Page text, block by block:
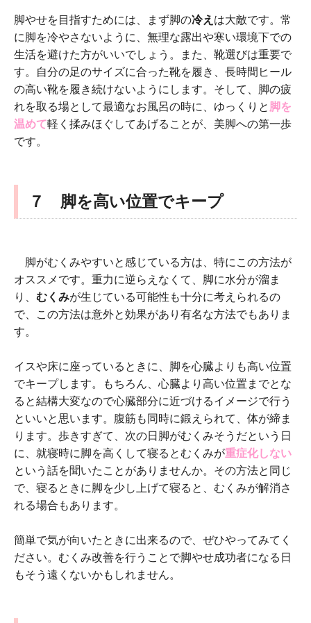
脚やせを目指すためには、まず脚の冷え は大敵です。常
に脚を冷やさないように、無理な露出や寒い環境下での
生活を避けた方がいいでしょう。また、靴選びは重要で
す。自分の足のサイズに合った靴を履き、長時間ヒール
の高い靴を履き続けないようにします。そして、脚の疲
れを取る場として最適なお風呂の時に、ゆっくりと 脚を
温めて軽く揉みほぐしてあげることが、美脚への第一歩
です。
７ 脚を高い位置でキープ
脚がむくみやすいと感じている方は、特にこの方法が
オススメです。重力に逆らえなくて、脚に水分が溜ま
り、 むくみが生じている可能性も十分に考えられるの
で、この方法は意外と効果があり有名な方法でもありま
す。
イスや床に座っているときに、脚を心臓よりも高い位置
でキープします。もちろん、心臓より高い位置までとな
ると結構大変なので心臓部分に近づけるイメージで行う
といいと思います。腹筋も同時に鍛えられて、体が締ま
ります。歩きすぎて、次の日脚がむくみそうだという日
に、就寝時に脚を高くして寝るとむくみが重症化しない
という話を聞いたことがありませんか。その方法と同じ
で、寝るときに脚を少し上げて寝ると、むくみが解消さ
れる場合もあります。
簡単で気が向いたときに出来るので、ぜひやってみてく
ださい。むくみ改善を行うことで脚やせ成功者になる日
もそう遠くないかもしれません。